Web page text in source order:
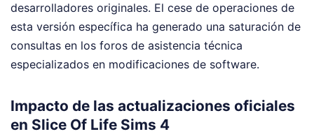
desarrolladores originales. El cese de operaciones de
esta versión específica ha generado una saturación de
consultas en los foros de asistencia técnica
especializados en modificaciones de software.
Impacto de las actualizaciones oficiales
en Slice Of Life Sims 4